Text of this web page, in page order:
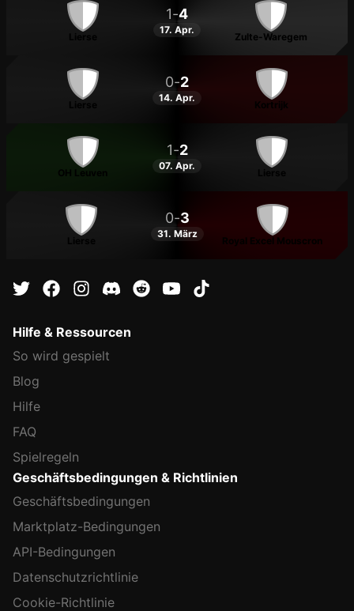
1-4
17. Apr.
Zulte-Waregem
0-2
14. Apr.
Kortrijk
OH Leuven
1-2
07. Apr.
0-3
31. März
Royal Excel Mouscron
Hilfe & Ressourcen
So wird gespielt
Blog
Hilfe
FAQ
Spielregeln
Geschäftsbedingungen & Richtlinien
Geschäftsbedingungen
Marktplatz-Bedingungen
API-Bedingungen
Datenschutzrichtlinie
Cookie-Richtlinie